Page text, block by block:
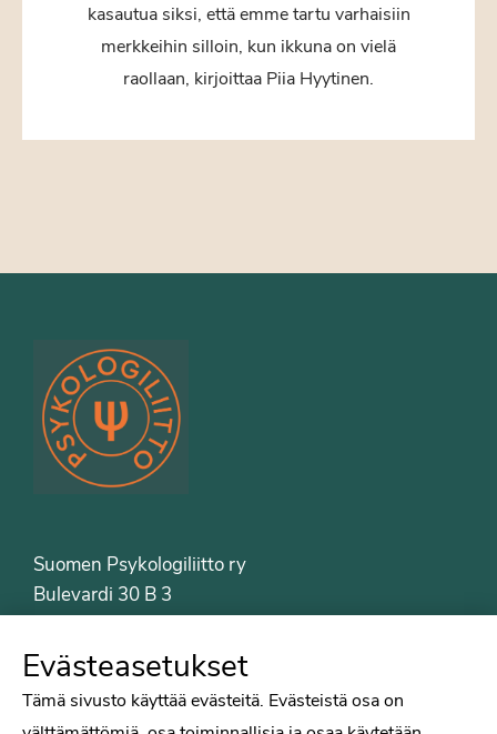
kasautua siksi, että emme tartu varhaisiin
merkkeihin silloin, kun ikkuna on vielä
raollaan, kirjoittaa Piia Hyytinen.
Suomen Psykologiliitto ry
Bulevardi 30 B 3
Puh. 09-6122 9122
Psykologiliiton sivut
Evästeasetukset
Tämä sivusto käyttää evästeitä. Evästeistä osa on